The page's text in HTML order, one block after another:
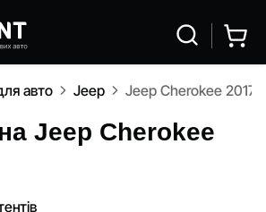
авто Jeep Jeep Cherokee 2017-
Jeep Cherokee